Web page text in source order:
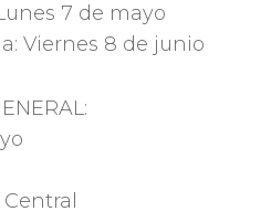
7 de mayo
Viernes 8 de junio